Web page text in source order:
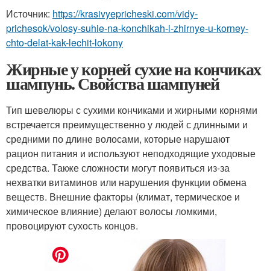
Источник: https://krasivyepricheski.com/vidy-
prichesok/volosy-suhie-na-konchikah-i-zhirnye-u-korney-
chto-delat-kak-lechit-lokony
Жирные у корней сухие на кончиках
шампунь. Свойства шампуней
Тип шевелюры с сухими кончиками и жирными корнями
встречается преимущественно у людей с длинными и
средними по длине волосами, которые нарушают
рацион питания и используют неподходящие уходовые
средства. Также сложности могут появиться из-за
нехватки витаминов или нарушения функции обмена
веществ. Внешние факторы (климат, термическое и
химическое влияние) делают волосы ломкими,
провоцируют сухость концов.